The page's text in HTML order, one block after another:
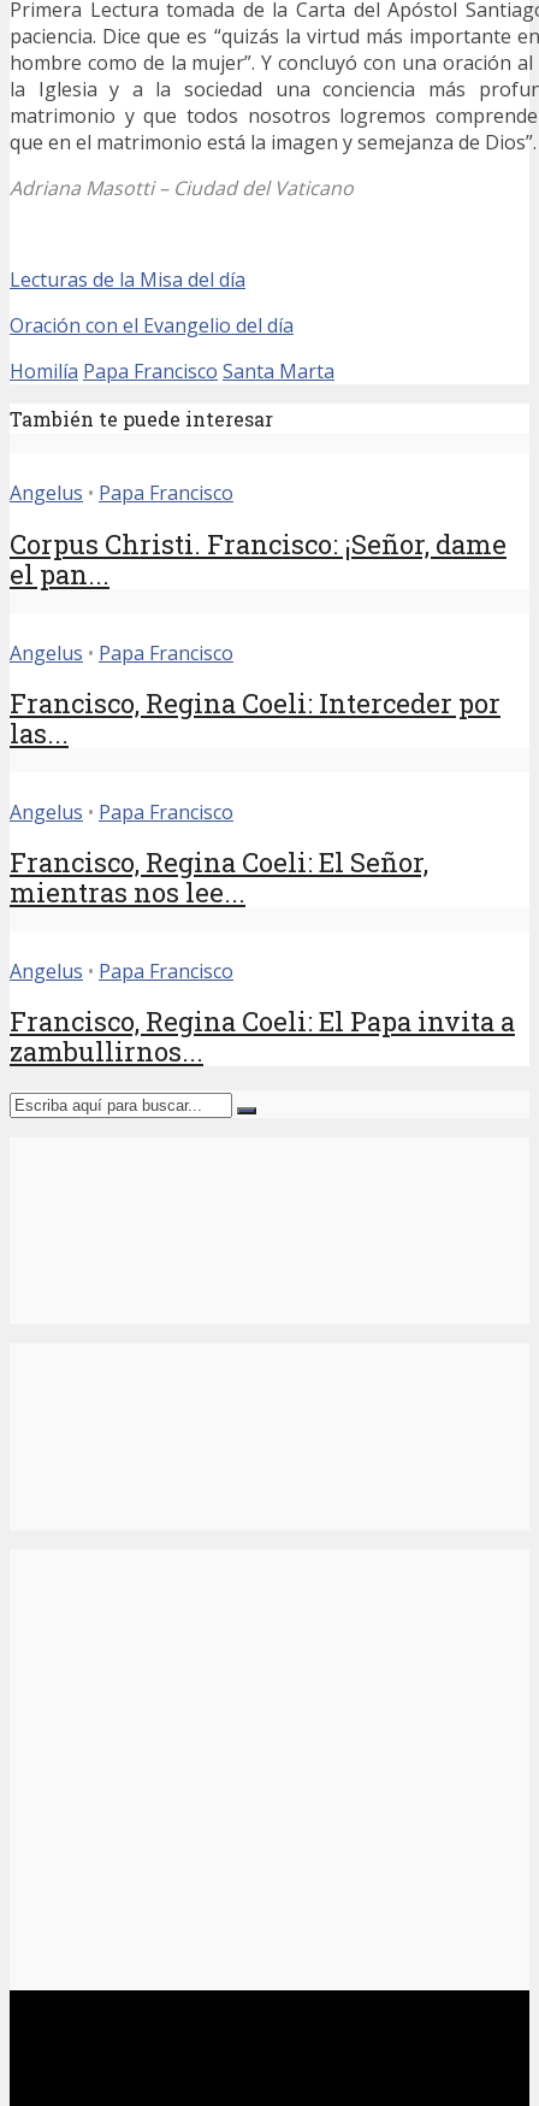
Primera Lectura tomada de la Carta del Apóstol
paciencia. Dice que es “quizás la virtud más importante
hombre como de la mujer”. Y concluyó con una oración
la Iglesia y a la sociedad una conciencia más
matrimonio y que todos nosotros logremos
que en el matrimonio está la imagen y semejanza de Dios”.
Adriana Masotti – Ciudad del Vaticano
Lecturas de la Misa del día
Oración con el Evangelio del día
Homilía Papa Francisco Santa Marta
También te puede interesar
Angelus • Papa Francisco
Corpus Christi. Francisco: ¡Señor, dame
el pan...
Angelus • Papa Francisco
Francisco, Regina Coeli: Interceder por
las...
Angelus • Papa Francisco
Francisco, Regina Coeli: El Señor,
mientras nos lee...
Angelus • Papa Francisco
Francisco, Regina Coeli: El Papa invita a
zambullirnos...